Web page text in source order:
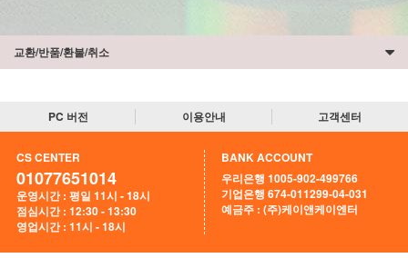
교환/반품/환불/취소
PC 버전 이용안내 고객센터
CS CENTER
01077651014
운영시간 : 평일 11시 - 18시
점심시간 : 12:30 - 13:30
영업시간 : 11시 - 18시
BANK ACCOUNT
우리은행 1005-902-499766
기업은행 674-011299-04-031
예금주 : (주)케이앤케이엔터